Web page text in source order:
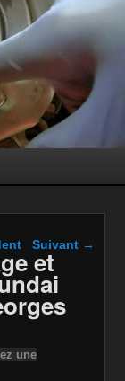
dans les
articles
Suivant →
et
une